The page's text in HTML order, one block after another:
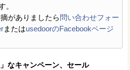
。
がありましたら問い合わせフォー
またはusedoorのFacebookページ
なキャンペーン、セール